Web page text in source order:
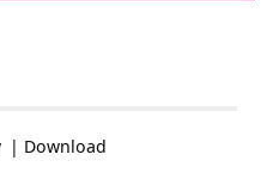
| Download